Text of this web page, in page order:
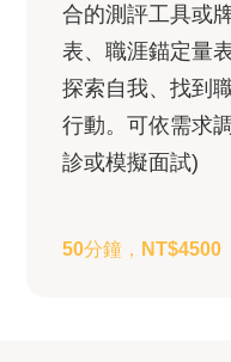
合的測評工具或
表、職涯錨定量
探索自我、找到
行動。可依需求
診或模擬面試)
50分鐘，NT$4500